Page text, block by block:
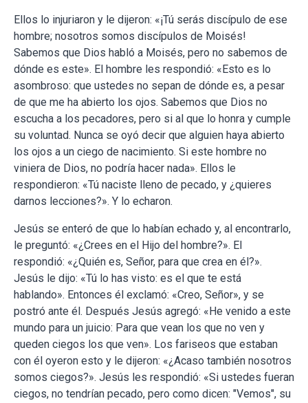
Ellos lo injuriaron y le dijeron: «¡Tú serás discípulo de ese
hombre; nosotros somos discípulos de Moisés!
Sabemos que Dios habló a Moisés, pero no sabemos de
dónde es este». El hombre les respondió: «Esto es lo
asombroso: que ustedes no sepan de dónde es, a pesar
de que me ha abierto los ojos. Sabemos que Dios no
escucha a los pecadores, pero si al que lo honra y cumple
su voluntad. Nunca se oyó decir que alguien haya abierto
los ojos a un ciego de nacimiento. Si este hombre no
viniera de Dios, no podría hacer nada». Ellos le
respondieron: «Tú naciste lleno de pecado, y ¿quieres
darnos lecciones?». Y lo echaron.
Jesús se enteró de que lo habían echado y, al encontrarlo,
le preguntó: «¿Crees en el Hijo del hombre?». El
respondió: «¿Quién es, Señor, para que crea en él?».
Jesús le dijo: «Tú lo has visto: es el que te está
hablando». Entonces él exclamó: «Creo, Señor», y se
postró ante él. Después Jesús agregó: «He venido a este
mundo para un juicio: Para que vean los que no ven y
queden ciegos los que ven». Los fariseos que estaban
con él oyeron esto y le dijeron: «¿Acaso también nosotros
somos ciegos?». Jesús les respondió: «Si ustedes fueran
ciegos, no tendrían pecado, pero como dicen: "Vemos", su